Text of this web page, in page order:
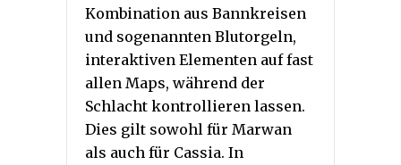
Kombination aus Bannkreisen
und sogenannten Blutorgeln,
interaktiven Elementen auf fast
allen Maps, während der
Schlacht kontrollieren lassen.
Dies gilt sowohl für Marwan
als auch für Cassia. In